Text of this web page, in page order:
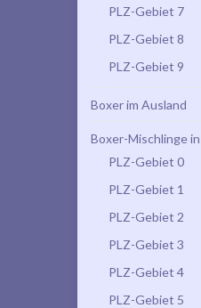
PLZ-Gebiet 7
PLZ-Gebiet 8
PLZ-Gebiet 9
Boxer im Ausland
Boxer-Mischlinge
PLZ-Gebiet 0
PLZ-Gebiet 1
PLZ-Gebiet 2
PLZ-Gebiet 3
PLZ-Gebiet 4
PLZ-Gebiet 5